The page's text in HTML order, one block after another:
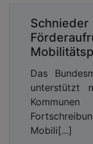
Das
unterstützt
Mobili[...]